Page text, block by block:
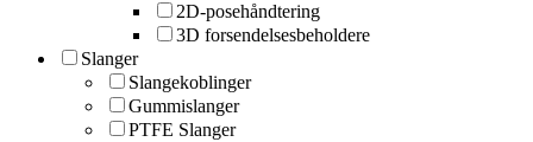
2D-posehåndtering
3D forsendelsesbeholdere
Slanger
Slangekoblinger
Gummislanger
PTFE Slanger